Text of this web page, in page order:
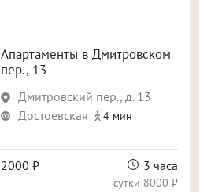
Апартаменты в Дмитровском
пер., 13
Дмитровский пер., д. 13
Достоевская
4 мин
2000 ₽ 3 часа
сутки 8000 ₽